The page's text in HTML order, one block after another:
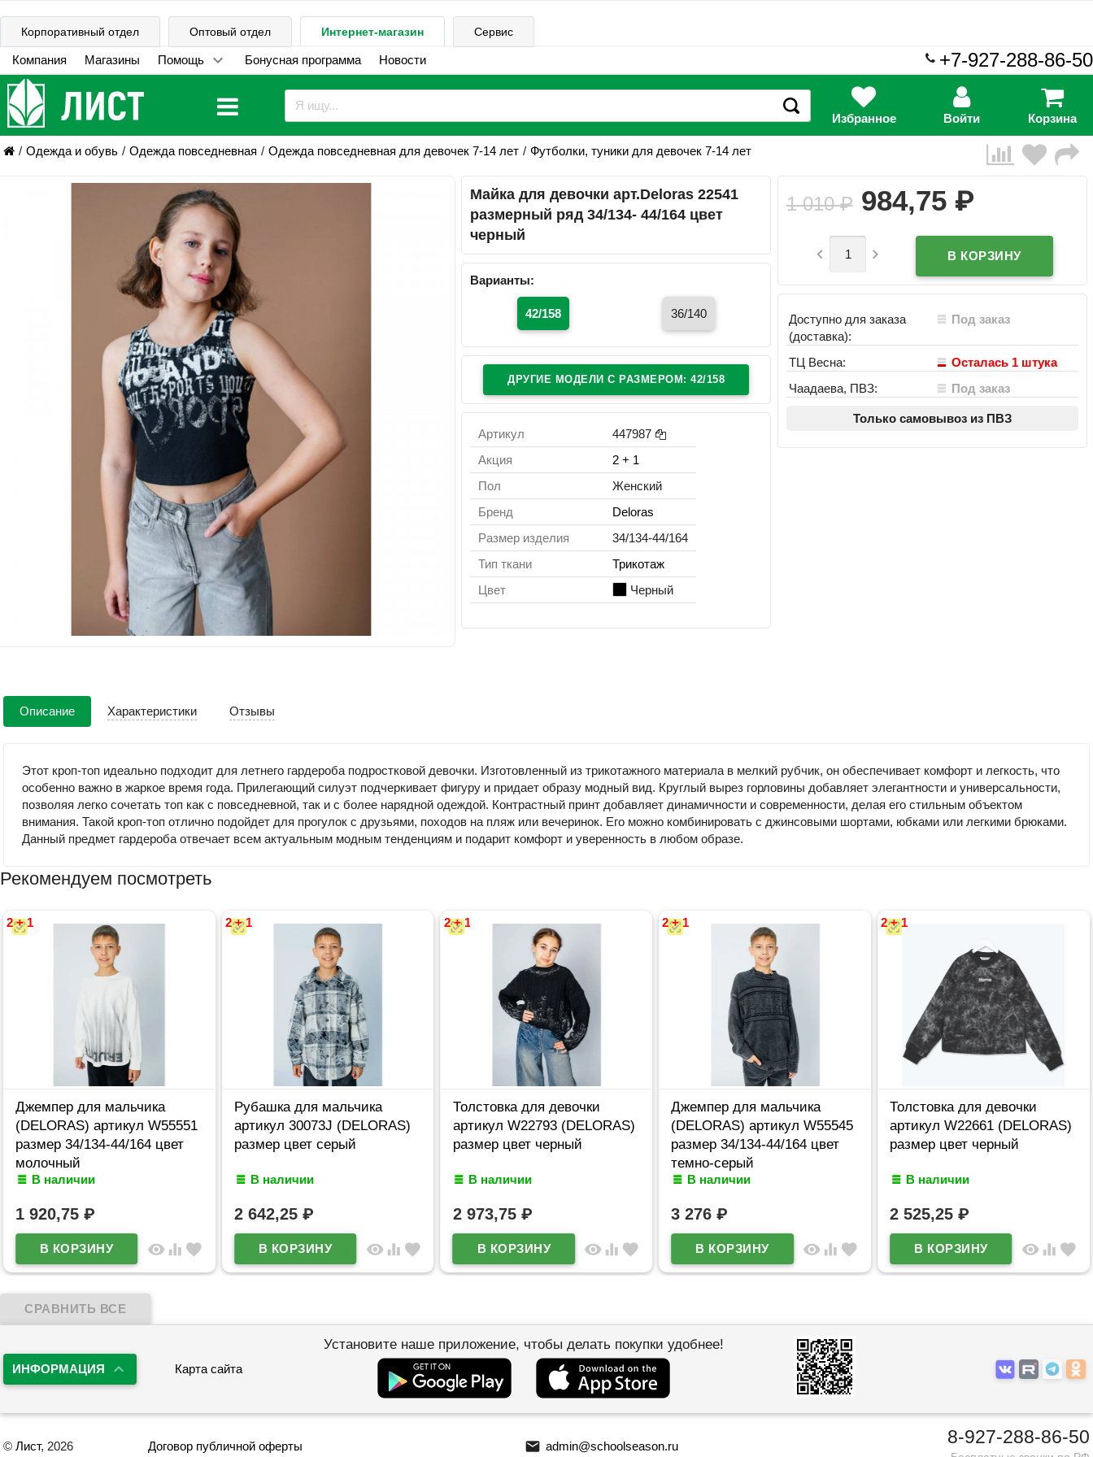
Корпоративный отдел Оптовый отдел Интернет-магазин Сервис
Компания Магазины Помощь Бонусная программа Новости +7-927-288-86-50
Избранное Войти Корзина
Одежда и обувь Одежда повседневная Одежда повседневная для девочек 7-14 лет Футболки, туники для девочек 7-14 лет
Майка для девочки арт.Deloras 22541
размерный ряд 34/134- 44/164 цвет
черный
Варианты:
42/158 36/140
ДРУГИЕ МОДЕЛИ C РАЗМЕРОМ: 42/158
Артикул
447987
Акция
2 + 1
Пол
Женский
Бренд
Deloras
Размер изделия
34/134-44/164
Тип ткани
Трикотаж
Цвет
Черный
1 010₽ 984,75 ₽
 
Доступно для заказа
(доставка):
Под заказ
ТЦ Весна:
Осталась 1 штука
Чаадаева, ПВЗ:
Под заказ
Только самовывоз из ПВЗ
Описание Характеристики Отзывы
Этот кроп-топ идеально подходит для летнего гардероба подростковой девочки. Изготовленный из трикотажного материала в мелкий рубчик, он обеспечивает комфорт и легкость, что
особенно важно в жаркое время года. Прилегающий силуэт подчеркивает фигуру и придает образу модный вид. Круглый вырез горловины добавляет элегантности и универсальности,
позволяя легко сочетать топ как с повседневной, так и с более нарядной одеждой. Контрастный принт добавляет динамичности и современности, делая его стильным объектом
внимания. Такой кроп-топ отлично подойдет для прогулок с друзьями, походов на пляж или вечеринок. Его можно комбинировать с джинсовыми шортами, юбками или легкими брюками.
Данный предмет гардероба отвечает всем актуальным модным тенденциям и подарит комфорт и уверенность в любом образе.
Рекомендуем посмотреть
2 + 1
Джемпер для мальчика
(DELORAS) артикул W55551
размер 34/134-44/164 цвет
молочный
В наличии
1 920,75 ₽
visibility equalizer favorite
2 + 1
Рубашка для мальчика
артикул 30073J (DELORAS)
размер цвет серый
В наличии
2 642,25 ₽
visibility equalizer favorite
2 + 1
Толстовка для девочки
артикул W22793 (DELORAS)
размер цвет черный
В наличии
2 973,75 ₽
visibility equalizer favorite
2 + 1
Джемпер для мальчика
(DELORAS) артикул W55545
размер 34/134-44/164 цвет
темно-серый
В наличии
3 276₽
visibility equalizer favorite
2 + 1
Толстовка для девочки
артикул W22661 (DELORAS)
размер цвет черный
В наличии
2 525,25₽
visibility equalizer favorite
ИНФОРМАЦИЯ Карта сайта
Установите наше приложение, чтобы делать покупки удобнее!
© Лист, 2026 Договор публичной оферты email admin@schoolseason.ru 8-927-288-86-50